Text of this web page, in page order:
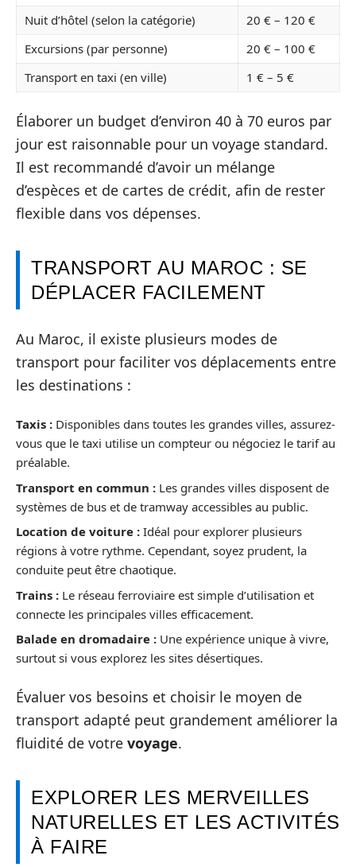
Nuit d’hôtel (selon la catégorie)
20 € – 120 €
Excursions (par personne)
20 € – 100 €
Transport en taxi (en ville)
1 € – 5 €
Élaborer un budget d’environ 40 à 70 euros par
jour est raisonnable pour un voyage standard.
Il est recommandé d’avoir un mélange
d’espèces et de cartes de crédit, afin de rester
flexible dans vos dépenses.
TRANSPORT AU MAROC : SE
DÉPLACER FACILEMENT
Au Maroc, il existe plusieurs modes de
transport pour faciliter vos déplacements entre
les destinations :
Taxis : Disponibles dans toutes les grandes villes, assurez-
vous que le taxi utilise un compteur ou négociez le tarif au
préalable.
Transport en commun : Les grandes villes disposent de
systèmes de bus et de tramway accessibles au public.
Location de voiture : Idéal pour explorer plusieurs
régions à votre rythme. Cependant, soyez prudent, la
conduite peut être chaotique.
Trains : Le réseau ferroviaire est simple d’utilisation et
connecte les principales villes efficacement.
Balade en dromadaire : Une expérience unique à vivre,
surtout si vous explorez les sites désertiques.
Évaluer vos besoins et choisir le moyen de
transport adapté peut grandement améliorer la
fluidité de votre voyage.
EXPLORER LES MERVEILLES
NATURELLES ET LES ACTIVITÉS
À FAIRE